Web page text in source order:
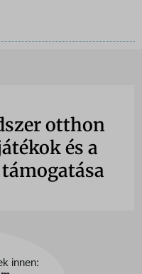
otthon
és a